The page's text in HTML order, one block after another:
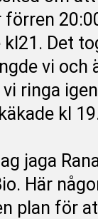
förren
kl21. Det
vi och
vi ringa
kl
jaga
Här
plan för